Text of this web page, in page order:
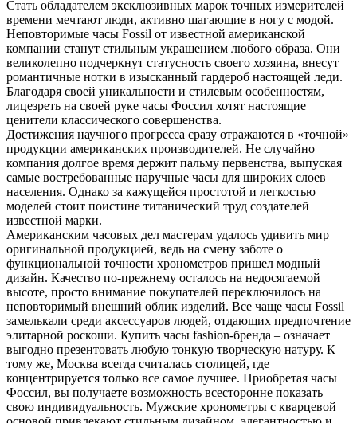
Стать обладателем эксклюзивных марок точных измерителей
времени мечтают люди, активно шагающие в ногу с модой.
Неповторимые часы Fossil от известной американской
компании станут стильным украшением любого образа. Они
великолепно подчеркнут статусность своего хозяина, внесут
романтичные нотки в изысканный гардероб настоящей леди.
Благодаря своей уникальности и стилевым особенностям,
лицезреть на своей руке часы Фоссил хотят настоящие
ценители классического совершенства.
Достижения научного прогресса сразу отражаются в «точной»
продукции американских производителей. Не случайно
компания долгое время держит пальму первенства, выпуская
самые востребованные наручные часы для широких слоев
населения. Однако за кажущейся простотой и легкостью
моделей стоит поистине титанический труд создателей
известной марки.
Американским часовых дел мастерам удалось удивить мир
оригинальной продукцией, ведь на смену заботе о
функциональной точности хронометров пришел модный
дизайн. Качество по-прежнему осталось на недосягаемой
высоте, просто внимание покупателей переключилось на
неповторимый внешний облик изделий. Все чаще часы Fossil
замелькали среди аксессуаров людей, отдающих предпочтение
элитарной роскоши. Купить часы fashion-бренда – означает
выгодно презентовать любую тонкую творческую натуру. К
тому же, Москва всегда считалась столицей, где
концентрируется только все самое лучшее. Приобретая часы
Фоссил, вы получаете возможность всесторонне показать
свою индивидуальность. Мужские хронометры с кварцевой